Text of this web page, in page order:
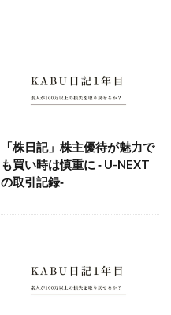
「株日記」株主優待が魅力で
も買い時は慎重に ‐ U-NEXT
の取引記録‐